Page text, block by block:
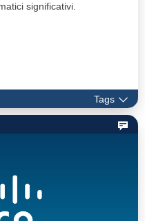
significativi.
Tags